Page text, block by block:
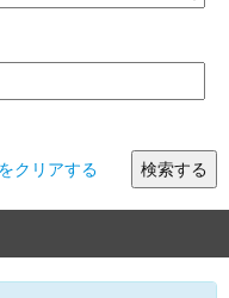
クリアする